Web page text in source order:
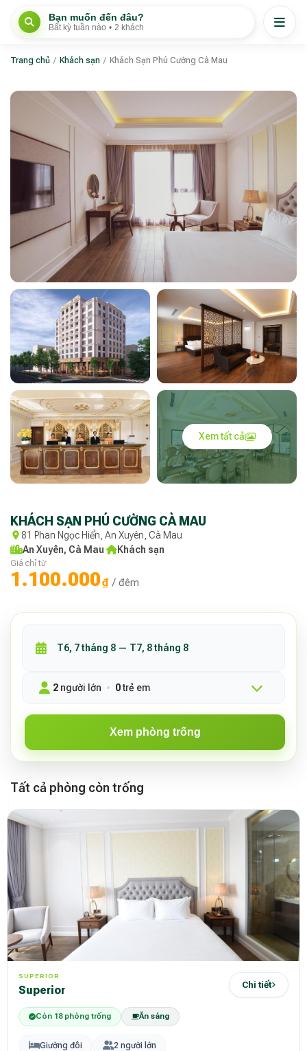
Bạn muốn đến đâu?
Bất kỳ tuần nào • 2 khách
Trang chủ / Khách sạn / Khách Sạn Phú Cường Cà Mau
Xem tất cả
KHÁCH SẠN PHÚ CƯỜNG CÀ MAU
81 Phan Ngọc Hiển, An Xuyên, Cà Mau
An Xuyên, Cà Mau· Khách sạn
Giá chỉ từ
1.100.000₫ / đêm
2 người lớn 0trẻ em
Xem phòng trống
Tất cả phòng còn trống
SUPERIOR
superior Chi tiết
Còn 18 phòng trống Ăn sáng
Giường đôi 2 người lớn